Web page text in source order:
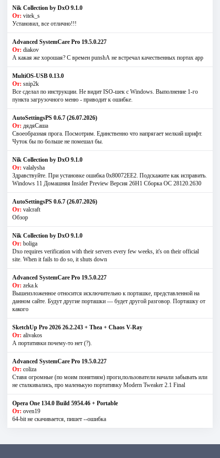
Nik Collection by DxO 9.1.0
От: vitek_s
Установил, все отлично!!!
Advanced SystemCare Pro 19.5.0.227
От: diakov
А какая же хорошая? С времен punshА не встречал качественных портах app
MultiOS-USB 0.13.0
От: snip2k
Все сделал по инструкции. Не видит ISO-шек с Windows. Выполнение 1-го
пункта загрузочного меню - приводит к ошибке.
AutoSettingsPS 0.6.7 (26.07.2026)
От: дядяСаша
Своеобразная прога. Посмотрим. Единственно что напрягает мелкий шрифт.
Чуток бы по больше не помешал бы.
Nik Collection by DxO 9.1.0
От: valalysha
Здравствуйте. При установке ошибка 0х80072EE2. Подскажите как исправить.
Windows 11 Домашняя Insider Preview Версия 26H1 Сборка ОС 28120.2630
AutoSettingsPS 0.6.7 (26.07.2026)
От: valcraft
Обзор
Nik Collection by DxO 9.1.0
От: boliga
Dxo requires verification with their servers every few weeks, it's on their official
site. When it fails to do so, it shuts down
Advanced SystemCare Pro 19.5.0.227
От: zeka.k
Вышеизложенное относится исключительно к порташке, представленной на
данном сайте. Будут другие порташки — будет другой разговор. Порташку от
какого
SketchUp Pro 2026 26.2.243 + Thea + Chaos V-Ray
От: alivakos
А портативки почему-то нет (?).
Advanced SystemCare Pro 19.5.0.227
От: coliza
Ставя огромные (по моим понятиям) проги,пользователи начали забывать или
не сталкивались, про маленькую портативку Modern Tweaker 2.1 Final
Opera One 134.0 Build 5954.46 + Portable
От: oven19
64-bit не скачивается, пишет --ошибка